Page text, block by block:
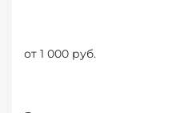
от 1 000 руб.